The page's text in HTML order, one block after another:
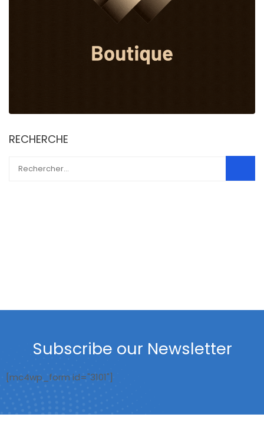
RECHERCHE
Subscribe our Newsletter
[mc4wp_form id="3101"]